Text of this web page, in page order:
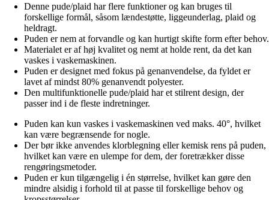
Denne pude/plaid har flere funktioner og kan bruges til
forskellige formål, såsom lændestøtte, liggeunderlag, plaid og
heldragt.
Puden er nem at forvandle og kan hurtigt skifte form efter behov.
Materialet er af høj kvalitet og nemt at holde rent, da det kan
vaskes i vaskemaskinen.
Puden er designet med fokus på genanvendelse, da fyldet er
lavet af mindst 80% genanvendt polyester.
Den multifunktionelle pude/plaid har et stilrent design, der
passer ind i de fleste indretninger.
Puden kan kun vaskes i vaskemaskinen ved maks. 40°, hvilket
kan være begrænsende for nogle.
Der bør ikke anvendes klorblegning eller kemisk rens på puden,
hvilket kan være en ulempe for dem, der foretrækker disse
rengøringsmetoder.
Puden er kun tilgængelig i én størrelse, hvilket kan gøre den
mindre alsidig i forhold til at passe til forskellige behov og